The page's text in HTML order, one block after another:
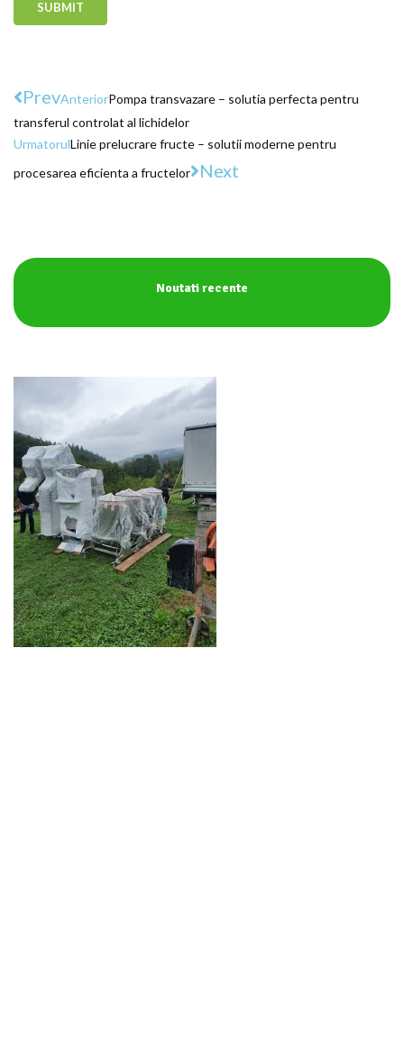
PrevAnteriorPompa transvazare – solutia perfecta pentru
transferul controlat al lichidelor
UrmatorulLinie prelucrare fructe – solutii moderne pentru
procesarea eficienta a fructelor
Next
Noutati recente